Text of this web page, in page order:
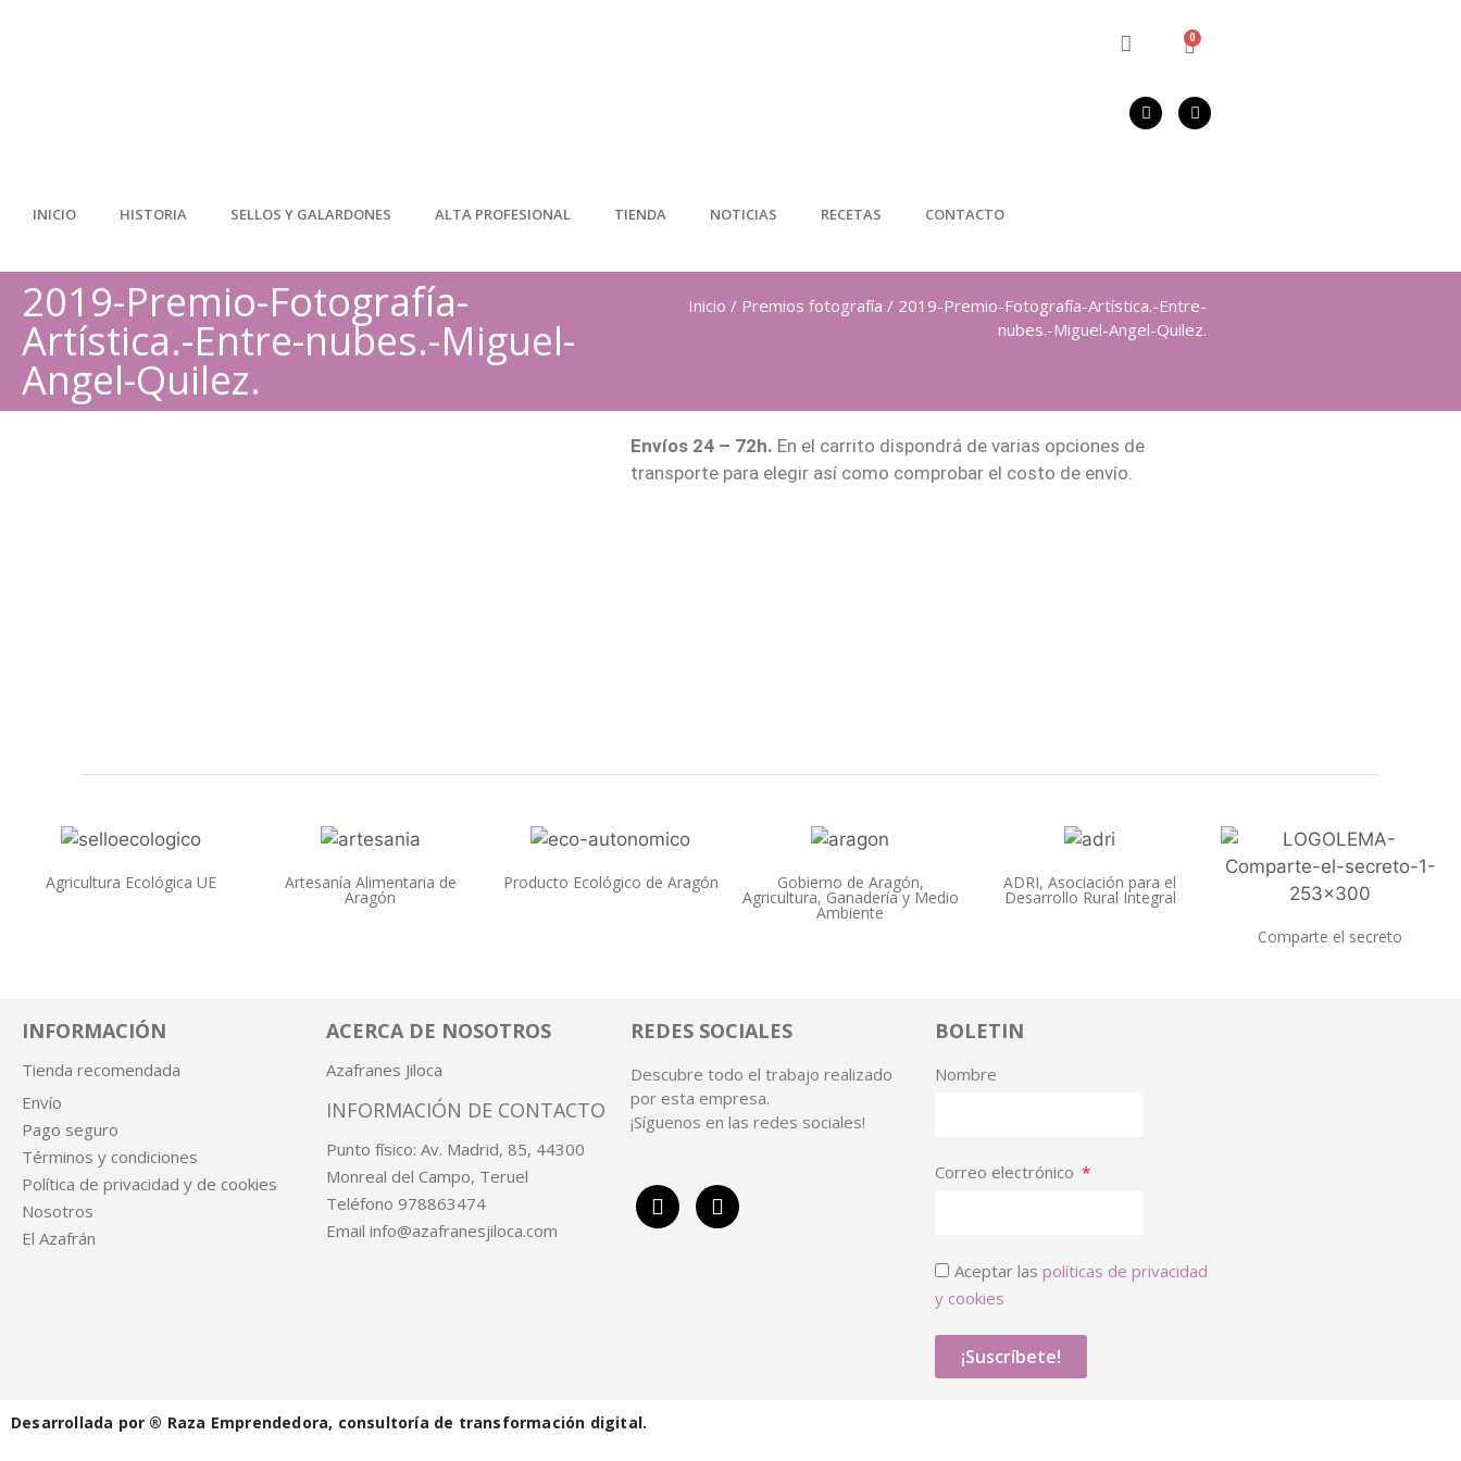
0
INICIO HISTORIA SELLOS Y GALARDONES ALTA PROFESIONAL TIENDA NOTICIAS RECETAS CONTACTO
2019-Premio-Fotografía-
Artística.-Entre-nubes.-Miguel-
Angel-Quilez.
Inicio / Premios fotografía / 2019-Premio-Fotografía-Artística.-Entre-
nubes.-Miguel-Angel-Quilez.
Envíos 24 – 72h. En el carrito dispondrá de varias opciones de
transporte para elegir así como comprobar el costo de envío.
Agricultura Ecológica UE Artesanía Alimentaria de
Aragón
Producto Ecológico de Aragón Gobierno de Aragón,
Agricultura, Ganadería y Medio
Ambiente
ADRI, Asociación para el
Desarrollo Rural Integral
Comparte el secreto
INFORMACIÓN
Tienda recomendada
Envío
Pago seguro
Términos y condiciones
Política de privacidad y de cookies
Nosotros
El Azafrán
ACERCA DE NOSOTROS
Azafranes Jiloca
INFORMACIÓN DE CONTACTO
Punto físico: Av. Madrid, 85, 44300
Monreal del Campo, Teruel
Teléfono 978863474
Email info@azafranesjiloca.com
REDES SOCIALES
Descubre todo el trabajo realizado
por esta empresa.
¡Síguenos en las redes sociales!
BOLETIN
Nombre
Correo electrónico
Aceptar las políticas de privacidad
y cookies
¡Suscríbete!
Desarrollada por ®️ Raza Emprendedora, consultoría de transformación digital.